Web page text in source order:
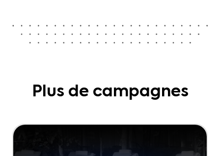
Plus de campagnes